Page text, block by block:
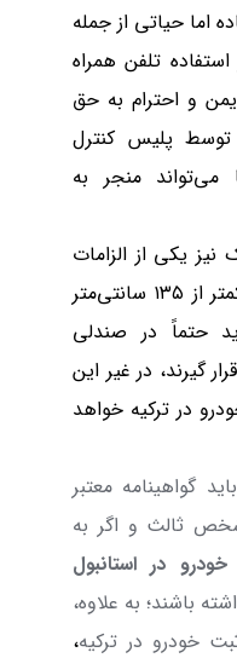
اما حیاتی از جمله
تلفن همراه
و احترام به حق
توسط پلیس کنترل
منجر به
یکی از الزامات
از ۱۳۵ سانتی‌متر
حتماً در صندلی
گیرند، در غیر این
در ترکیه خواهد
گواهینامه معتبر
شخص ثالث و اگر به
خودرو در استانبول
باشند؛ به علاوه،
خودرو در ترکیه،